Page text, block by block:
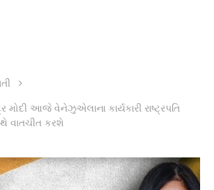
મોદી આજે વેનેઝુએલાના કાર્યકારી રાષ્ટ્રપતિ
વાતચીત કરશે